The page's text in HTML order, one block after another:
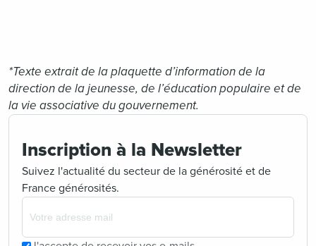
*Texte extrait de la plaquette d’information de la
direction de la jeunesse, de l’éducation populaire et de
la vie associative du gouvernement.
Inscription à la Newsletter
Suivez l'actualité du secteur de la générosité et de
France générosités.